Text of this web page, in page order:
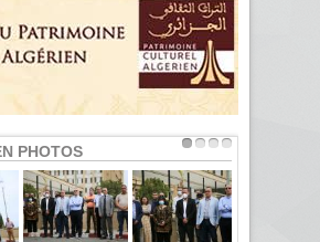
PHOTOS